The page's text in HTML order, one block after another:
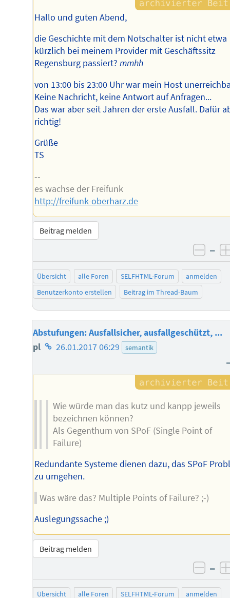
Hallo und guten Abend,
die Geschichte mit dem Notschalter ist nicht etwa
kürzlich bei meinem Provider mit Geschäftssitz
Regensburg passiert?mmhh
von 13:00 bis 23:00 Uhr war mein Host
Keine Nachricht, keine Antwort auf Anfragen...
Das war aber seit Jahren der erste Ausfall. Dafür
richtig!
Grüße
TS
--
es wachse der Freifunk
http://freifunk-oberharz.de
Beitrag melden
–
Übersicht alle Foren SELFHTML-Forum
anmelden
Benutzerkonto erstellen
Beitrag im Thread-Baum
Abstufungen: Ausfallsicher, ausfallgeschützt, ...
pl Homepage
Autors
26.01.2017 06:29 semantik
Wie würde man das kutz und kanpp jeweils
bezeichnen können?
Als Gegenthum von SPoF (Single Point of
Failure)
Redundante Systeme dienen dazu, das SPoF
zu umgehen.
Was wäre das? Multiple Points of Failure? ;-)
Auslegungssache ;)
Beitrag melden
–
Übersicht alle Foren SELFHTML-Forum anmelden